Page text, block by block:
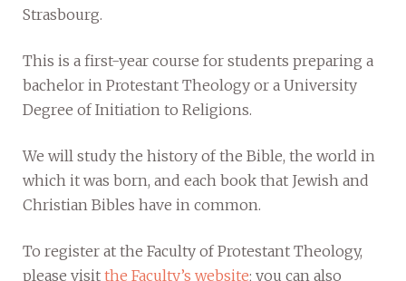
Strasbourg.
This is a first-year course for students preparing a
bachelor in Protestant Theology or a University
Degree of Initiation to Religions.
We will study the history of the Bible, the world in
which it was born, and each book that Jewish and
Christian Bibles have in common.
To register at the Faculty of Protestant Theology,
please visit the Faculty’s website; you can also